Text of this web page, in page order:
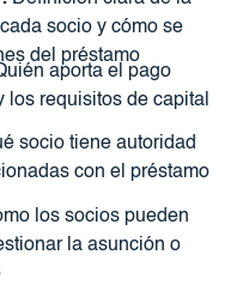
socio y cómo se
del préstamo
aporta el pago
los requisitos de capital
socio tiene autoridad
con el préstamo
los socios pueden
la asunción o